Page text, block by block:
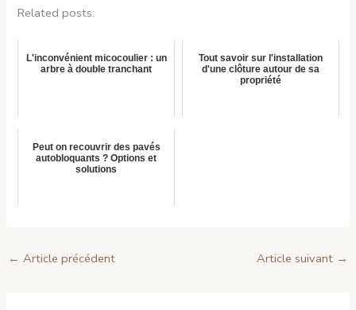
Related posts:
L'inconvénient micocoulier : un
arbre à double tranchant
Tout savoir sur l'installation
d'une clôture autour de sa
propriété
Peut on recouvrir des pavés
autobloquants ? Options et
solutions
← Article précédent Article suivant →